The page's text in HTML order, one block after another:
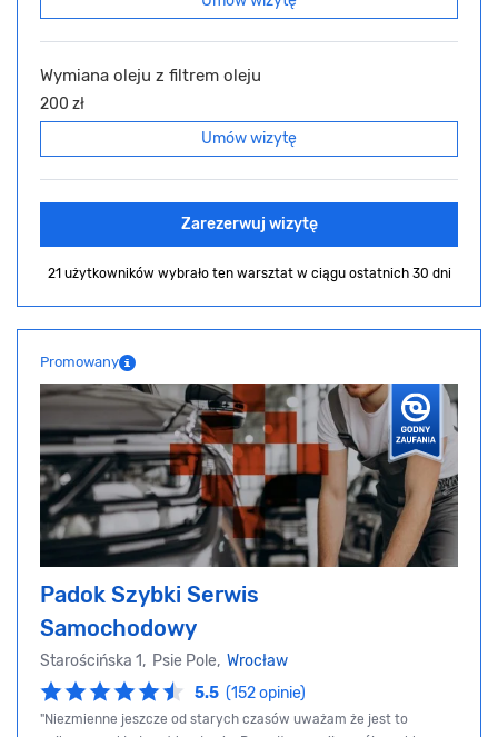
Wymiana oleju z filtrem oleju
200 zł
Umów wizytę
Zarezerwuj wizytę
21 użytkowników wybrało ten warsztat w ciągu ostatnich 30 dni
Promowany
Padok Szybki Serwis
Samochodowy
Starościńska 1, Psie Pole, Wrocław
5.5 (152 opinie)
"Niezmienne jeszcze od starych czasów uważam że jest to